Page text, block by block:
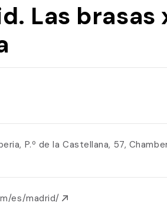
Las brasas
P.º de la Castellana, 57,
es/madrid/